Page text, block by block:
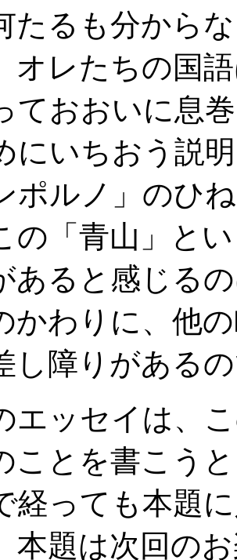
たるも分から
オレたちの国
ておおいに息
にいちおう説
ポルノ」のひ
の「青山」と
あると感じる
かわりに、他
し障りがある
ッセイは、
ことを書こう
経っても本題
本題は次回の